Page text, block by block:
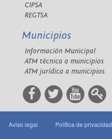
CIPSA
REGTSA
Municipios
Información Municipal
ATM técnica a municipios
ATM jurídica a municipios
Aviso legal Política de privacidad